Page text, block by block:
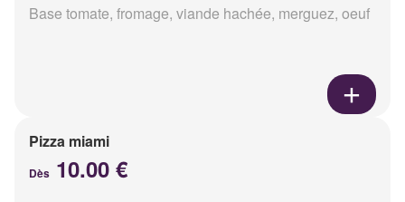
Base tomate, fromage, viande hachée, merguez, oeuf
Pizza miami
Dès 10.00 €